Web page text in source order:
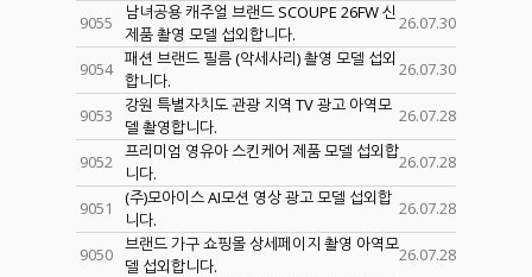
9055
남녀공용 캐주얼 브랜드 SCOUPE 26FW 신
제품 촬영 모델 섭외합니다.
26.07.30
9054 패션 브랜드 필름 (악세사리) 촬영 모델 섭외
합니다.
26.07.30
9053
강원 특별자치도 관광 지역 TV 광고 아역모
델 촬영합니다.
26.07.28
9052 프리미엄 영유아 스킨케어 제품 모델 섭외합
니다.
26.07.28
9051
(주)모아이스 AI모션 영상 광고 모델 섭외합
니다.
26.07.28
9050 브랜드 가구 쇼핑몰 상세페이지 촬영 아역모
델 섭외합니다.
26.07.28